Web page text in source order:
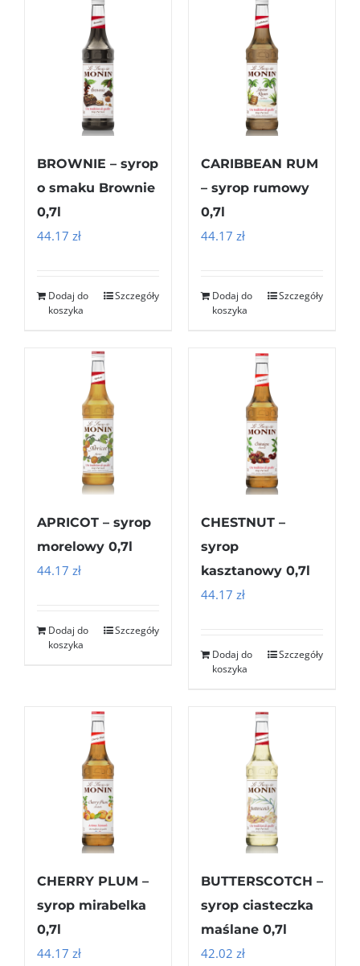
BROWNIE – syrop
o smaku Brownie
0,7l
44.17 zł
Dodaj do
koszyka
Szczegóły
CARIBBEAN RUM
– syrop rumowy
0,7l
44.17 zł
Dodaj do
koszyka
Szczegóły
APRICOT – syrop
morelowy 0,7l
44.17 zł
Dodaj do
koszyka
Szczegóły
CHESTNUT –
syrop
kasztanowy 0,7l
44.17 zł
Dodaj do
koszyka
Szczegóły
CHERRY PLUM –
syrop mirabelka
0,7l
44.17 zł
BUTTERSCOTCH –
syrop ciasteczka
maślane 0,7l
42.02 zł